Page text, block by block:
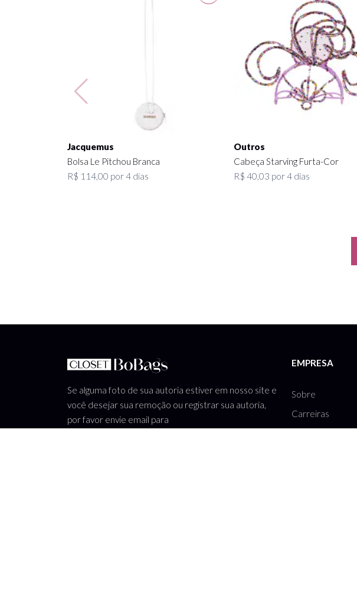
Jacquemus
Bolsa Le Pitchou Branca
R$ 114,00 por 4 dias
Outros
Cabeça Starving Furta-Cor
R$ 40,03 por 4 dias
Se alguma foto de sua autoria estiver em nosso site e
você desejar sua remoção ou registrar sua autoria,
por favor envie email para
EMPRESA
Sobre
Carreiras